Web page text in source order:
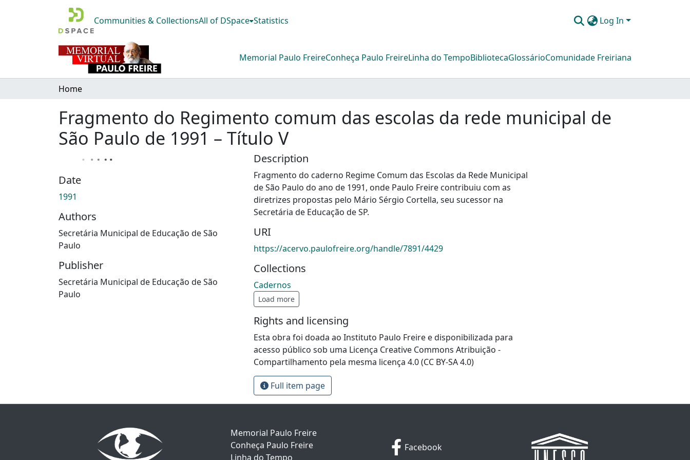
Communities & CollectionsAll of DSpace Statistics Log In
Memorial Paulo FreireConheça Paulo FreireLinha do TempoBibliotecaGlossárioComunidade Freiriana
Home
Fragmento do Regimento comum das escolas da rede municipal de
São Paulo de 1991 – Título V
Date
1991
Authors
Secretária Municipal de Educação de São
Paulo
Publisher
Secretária Municipal de Educação de São
Paulo
Description
Fragmento do caderno Regime Comum das Escolas da Rede Municipal
de São Paulo do ano de 1991, onde Paulo Freire contribuiu com as
diretrizes propostas pelo Mário Sérgio Cortella, seu sucessor na
Secretária de Educação de SP.
URI
https://acervo.paulofreire.org/handle/7891/4429
Collections
Cadernos
Load more
Rights and licensing
Esta obra foi doada ao Instituto Paulo Freire e disponibilizada para
acesso público sob uma Licença Creative Commons Atribuição -
Compartilhamento pela mesma licença 4.0 (CC BY-SA 4.0)
Full item page
Memorial Paulo Freire
Conheça Paulo Freire
Linha do Tempo
Facebook